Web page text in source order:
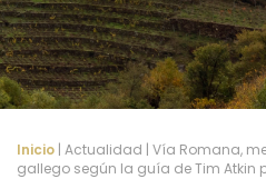
Inicio | Actualidad | Vía Romana,
gallego según la guía de Tim Atkin